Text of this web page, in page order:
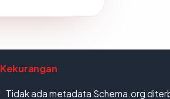
Kekurangan
Tidak ada metadata Schema.org